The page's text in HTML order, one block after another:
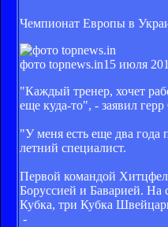
Чемпионат Европы в
фото topnews.in15 июля
"Каждый тренер, хочет
еще куда-то", - заявил
"У меня есть еще два года
летний специалист.
Первой командой
Боруссией и Баварией. На
Кубка, три Кубка
-